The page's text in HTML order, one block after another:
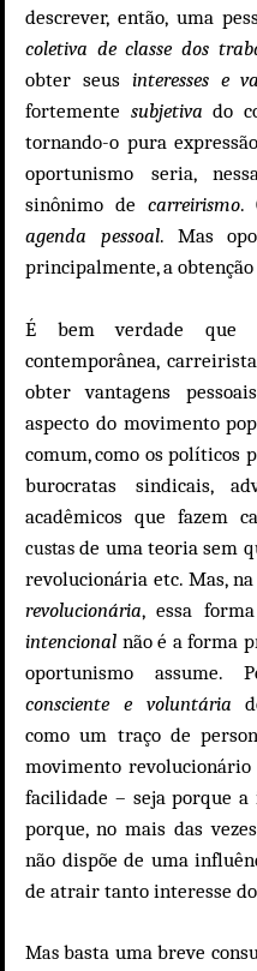
descrever, então, uma
coletiva de classe dos
obter seus interesses e
fortemente subjetiva do
tornando-o pura
oportunismo seria,
sinônimo de carreirismo.
agenda pessoal. Mas
principalmente, a obtenção
É bem verdade que
contemporânea,
obter vantagens
aspecto do movimento
comum, como os políticos
burocratas sindicais,
acadêmicos que fazem
custasde uma teoria sem
revolucionária etc. Mas,
revolucionária, essa forma
intencional não é a forma
oportunismo assume.
consciente e voluntária
como um traço de
movimento
facilidade – seja porque
porque, no mais das
não dispõe de uma
de atrair tanto interesse
Mas basta uma breve